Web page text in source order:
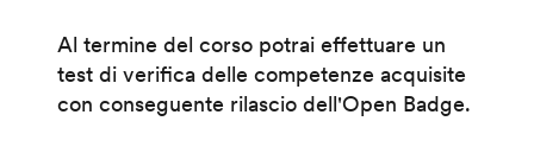
Al termine del corso potrai effettuare un
test di verifica delle competenze acquisite
con conseguente rilascio dell'Open Badge.